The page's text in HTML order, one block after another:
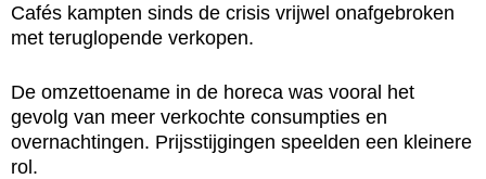
Cafés kampten sinds de crisis vrijwel onafgebroken
met teruglopende verkopen.
De omzettoename in de horeca was vooral het
gevolg van meer verkochte consumpties en
overnachtingen. Prijsstijgingen speelden een kleinere
rol.